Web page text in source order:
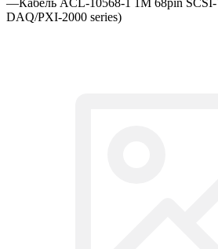
DAQ/PXI-2000 series)